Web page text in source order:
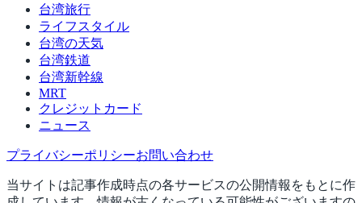
台湾旅行
ライフスタイル
台湾の天気
台湾鉄道
台湾新幹線
MRT
クレジットカード
ニュース
プライバシーポリシーお問い合わせ
当サイトは記事作成時点の各サービスの公開情報をもとに作